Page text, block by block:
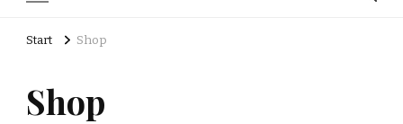
Start Shop
Shop